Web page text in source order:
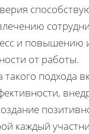
и повышению
от работы.
подхода
каждый